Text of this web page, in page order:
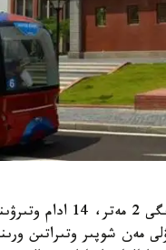
«اتالعان اۆتوبۋستىڭ
مەن شوپىر وتىراتىن